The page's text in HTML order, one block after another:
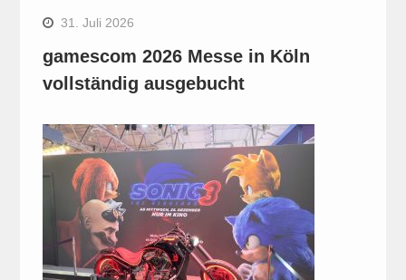
31. Juli 2026
gamescom 2026 Messe in Köln
vollständig ausgebucht